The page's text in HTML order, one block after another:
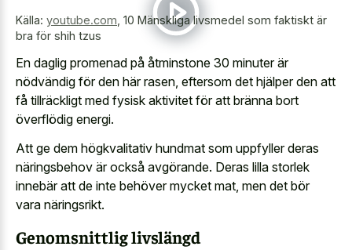
Källa: youtube.com 10 Mänskliga livsmedel som faktiskt är
bra för shih tzus
En daglig promenad på åtminstone 30 minuter är
nödvändig för den här rasen, eftersom det hjälper den att
få tillräckligt med fysisk aktivitet för att bränna bort
överflödig energi.
Att ge dem högkvalitativ hundmat som uppfyller deras
näringsbehov är också avgörande. Deras lilla storlek
innebär att de inte behöver mycket mat, men det bör
vara näringsrikt.
Genomsnittlig livslängd